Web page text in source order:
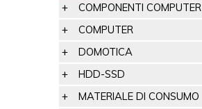
COMPONENTI COMPUTER
COMPUTER
DOMOTICA
HDD-SSD
MATERIALE DI CONSUMO